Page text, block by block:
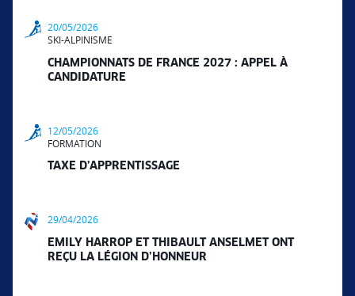
20/05/2026
SKI-ALPINISME
CHAMPIONNATS DE FRANCE 2027 : APPEL À
CANDIDATURE
12/05/2026
FORMATION
TAXE D’APPRENTISSAGE
29/04/2026
EMILY HARROP ET THIBAULT ANSELMET ONT
REÇU LA LÉGION D’HONNEUR